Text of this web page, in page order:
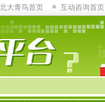
互动咨询首页
北大青鸟首页